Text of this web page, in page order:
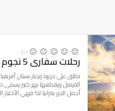
(0)
رحلات سفارى 5 نجوم – زنجبار -تنزانيا
تطلق على جزيرة زنجبار بستان
القرنفل ويقطعها نهر كبير يسمى
أجمل الجزر بتنزانيا لذا فهي